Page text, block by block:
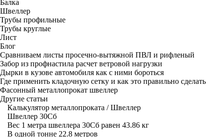
Балка
Швеллер
Трубы профильные
Трубы круглые
Лист
Блог
Сравниваем листы просечно-вытяжной ПВЛ и рифленый
Забор из профнастила расчет ветровой нагрузки
Дырки в кузове автомобиля как с ними бороться
Где применить кладочную сетку и как это правильно сделать
Фасонный металлопрокат швеллер
Другие статьи
Калькулятор металлопроката /Швеллер
Швеллер 30Сб
Вес 1 метра швеллера 30Сб равен 43.86 кг
В одной тонне 22.8 метров